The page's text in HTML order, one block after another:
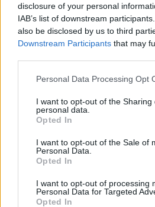
disclosure of your personal
IAB’s list of downstream
also be disclosed by us to third
Downstream Participants that may
Please note that this website/app
not limited to your visit or usage
grant or deny consent to Google
use your data for below specified
consent section.
Personal Data Processing Opt
I want to opt-out of the Sharing
personal data.
Opted In
I want to opt-out of the Sale of
Personal Data.
Opted In
I want to opt-out of processing
Personal Data for Targeted
Opted In
Ο φόργουορντ της Μυκόνου και
Παναθηναϊκού, θυμάται τους
θέλει να... ξεχάσει τα καψώνια...
“Παίζουμε
23/OCT/25 15:15
Ο Ντούσκο Ιβάνοβιτς για την
ματς με τον Παναθηναϊκό στην
Βιλντόζα:
επέλεξα
Ιβάνοβιτς